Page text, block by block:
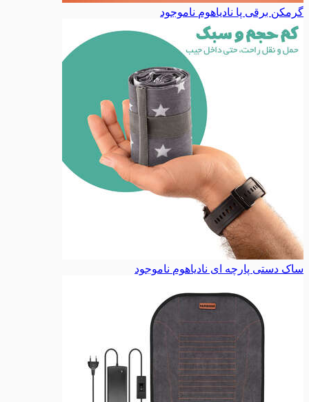
گرمکن برقی پا نادیاهوم ناموجود
ساک دستی پارچه ای نادیاهوم ناموجود